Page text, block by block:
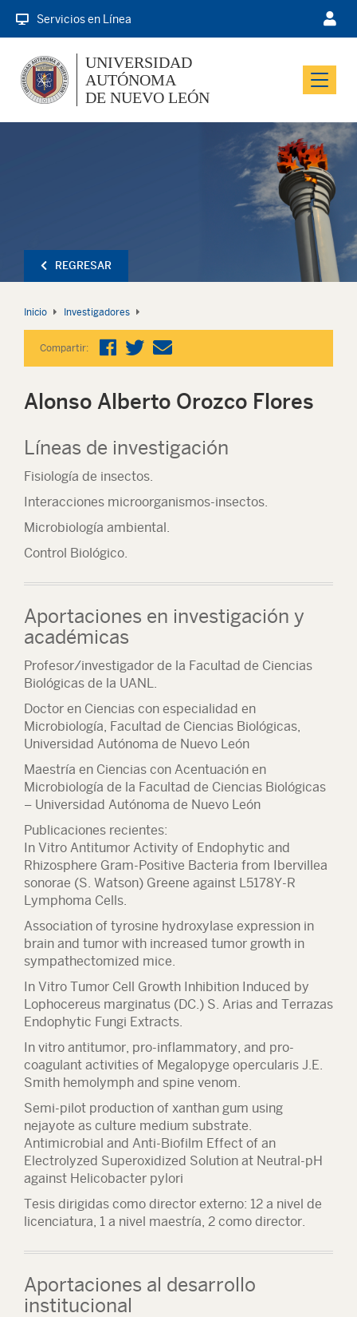
Servicios en Línea
Menu
UNIVERSIDAD
AUTÓNOMA
DE NUEVO LEÓN
REGRESAR
Inicio Investigadores
Compartir:
Alonso Alberto Orozco Flores
Líneas de investigación
Fisiología de insectos.
Interacciones microorganismos-insectos.
Microbiología ambiental.
Control Biológico.
Aportaciones en investigación y
académicas
Profesor/investigador de la Facultad de Ciencias
Biológicas de la UANL.
Doctor en Ciencias con especialidad en
Microbiología, Facultad de Ciencias Biológicas,
Universidad Autónoma de Nuevo León
Maestría en Ciencias con Acentuación en
Microbiología de la Facultad de Ciencias Biológicas
– Universidad Autónoma de Nuevo León
Publicaciones recientes:
In Vitro Antitumor Activity of Endophytic and
Rhizosphere Gram-Positive Bacteria from Ibervillea
sonorae (S. Watson) Greene against L5178Y-R
Lymphoma Cells.
Association of tyrosine hydroxylase expression in
brain and tumor with increased tumor growth in
sympathectomized mice.
In Vitro Tumor Cell Growth Inhibition Induced by
Lophocereus marginatus (DC.) S. Arias and Terrazas
Endophytic Fungi Extracts.
In vitro antitumor, pro-inflammatory, and pro-
coagulant activities of Megalopyge opercularis J.E.
Smith hemolymph and spine venom.
Semi-pilot production of xanthan gum using
nejayote as culture medium substrate.
Antimicrobial and Anti-Biofilm Effect of an
Electrolyzed Superoxidized Solution at Neutral-pH
against Helicobacter pylori
Tesis dirigidas como director externo: 12 a nivel de
licenciatura, 1 a nivel maestría, 2 como director.
Aportaciones al desarrollo
institucional